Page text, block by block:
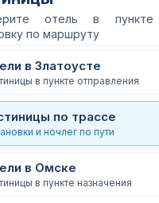
отель в
по маршруту
в Златоусте
в пункте отправления
по трассе
и ночлег по пути
в Омске
в пункте назначения